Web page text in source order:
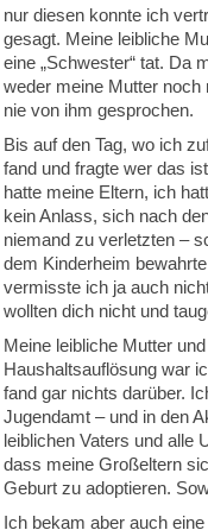
nur diesen konnte ich
gesagt. Meine leibliche
eine „Schwester“ tat. Da
weder meine Mutter noch
nie von ihm gesprochen.
Bis auf den Tag, wo ich
fand und fragte wer das
hatte meine Eltern, ich
kein Anlass, sich nach
niemand zu verletzten –
dem Kinderheim
vermisste ich ja auch
wollten dich nicht und
Meine leibliche Mutter
Haushaltsauflösung war
fand gar nichts darüber.
Jugendamt – und in den
leiblichen Vaters und alle
dass meine Großeltern
Geburt zu adoptieren.
Ich bekam aber auch